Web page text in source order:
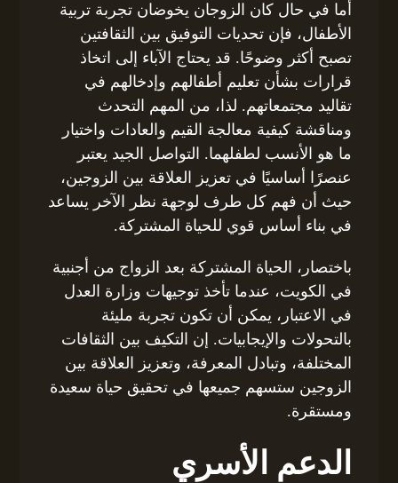
أما في حال كان الزوجان يخوضان تجربة تربية
الأطفال، فإن تحديات التوفيق بين الثقافتين
تصبح أكثر وضوحًا. قد يحتاج الآباء إلى اتخاذ
قرارات بشأن تعليم أطفالهم وإدخالهم في
تقاليد مجتمعاتهم. لذا، من المهم التحدث
ومناقشة كيفية معالجة القيم والعادات واختيار
ما هو الأنسب لطفلهما. التواصل الجيد يعتبر
عنصرًا أساسيًا في تعزيز العلاقة بين الزوجين،
حيث أن فهم كل طرف لوجهة نظر الآخر يساعد
في بناء أساس قوي للحياة المشتركة.
باختصار، الحياة المشتركة بعد الزواج من أجنبية
في الكويت، عندما تأخذ توجيهات وزارة العدل
في الاعتبار، يمكن أن تكون تجربة مليئة
بالتحولات والإيجابيات. إن التكيف بين الثقافات
المختلفة، وتبادل المعرفة، وتعزيز العلاقة بين
الزوجين ستسهم جميعها في تحقيق حياة سعيدة
ومستقرة.
الدعم الأسري